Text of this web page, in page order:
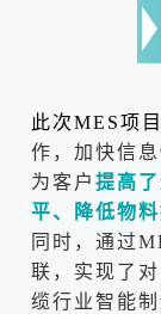
此次MES项目
作，加快信
为客户 提高
平、降低物
同时，通过
联，实现了
缆行业智能